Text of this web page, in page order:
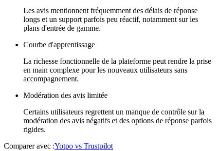
Les avis mentionnent fréquemment des délais de réponse
longs et un support parfois peu réactif, notamment sur les
plans d'entrée de gamme.
Courbe d'apprentissage
La richesse fonctionnelle de la plateforme peut rendre la prise
en main complexe pour les nouveaux utilisateurs sans
accompagnement.
Modération des avis limitée
Certains utilisateurs regrettent un manque de contrôle sur la
modération des avis négatifs et des options de réponse parfois
rigides.
Comparer avec :Yotpo vs Trustpilot